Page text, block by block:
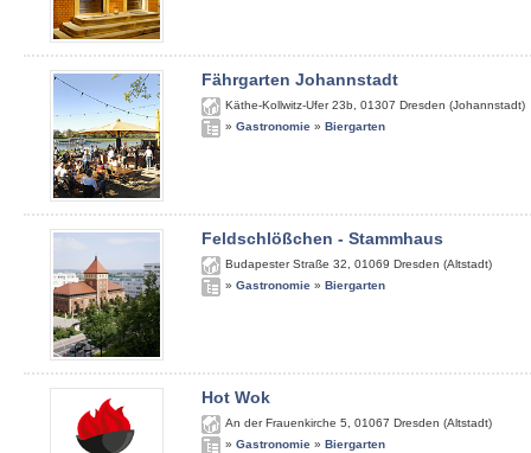
Fährgarten Johannstadt
Käthe-Kollwitz-Ufer 23b 01307 Dresden (Johannstadt)
» Gastronomie » Biergarten
Feldschlößchen - Stammhaus
Budapester Straße 32 01069 Dresden (Altstadt)
» Gastronomie » Biergarten
Hot Wok
An der Frauenkirche 5 01067 Dresden (Altstadt)
» Gastronomie » Biergarten